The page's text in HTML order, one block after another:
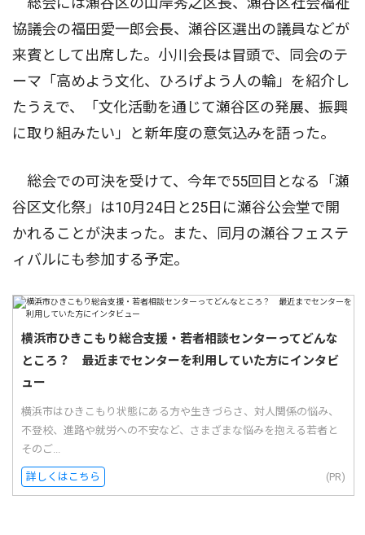
協議会の福田愛一郎会長、瀬谷区選出の議員などが
来賓として出席した。小川会長は冒頭で、同会のテ
ーマ「高めよう文化、ひろげよう人の輪」を紹介し
たうえで、「文化活動を通じて瀬谷区の発展、振興
に取り組みたい」と新年度の意気込みを語った。
総会での可決を受けて、今年で55回目となる「瀬
谷区文化祭」は10月24日と25日に瀬谷公会堂で開
かれることが決まった。また、同月の瀬谷フェステ
ィバルにも参加する予定。
横浜市ひきこもり総合支援・若者相談センターってどんな
ところ？ 最近までセンターを利用していた方にインタビ
ュー
横浜市はひきこもり状態にある方や生きづらさ、対人関係の悩み、
不登校、進路や就労への不安など、さまざまな悩みを抱える若者と
そのご...
詳しくはこちら (PR)